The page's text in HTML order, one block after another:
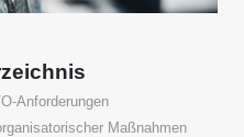
Anforderungen
Maßnahmen